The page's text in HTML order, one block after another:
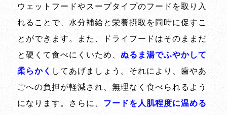
ウェットフードやスープタイプのフードを取り入
れることで、水分補給と栄養摂取を同時に促すこ
とができます。また、ドライフードはそのままだ
と硬くて食べにくいため、 ぬるま湯でふやかして
柔らかく してあげましょう。それにより、歯やあ
ごへの負担が軽減され、無理なく食べられるよう
になります。さらに、 フードを人肌程度に温める